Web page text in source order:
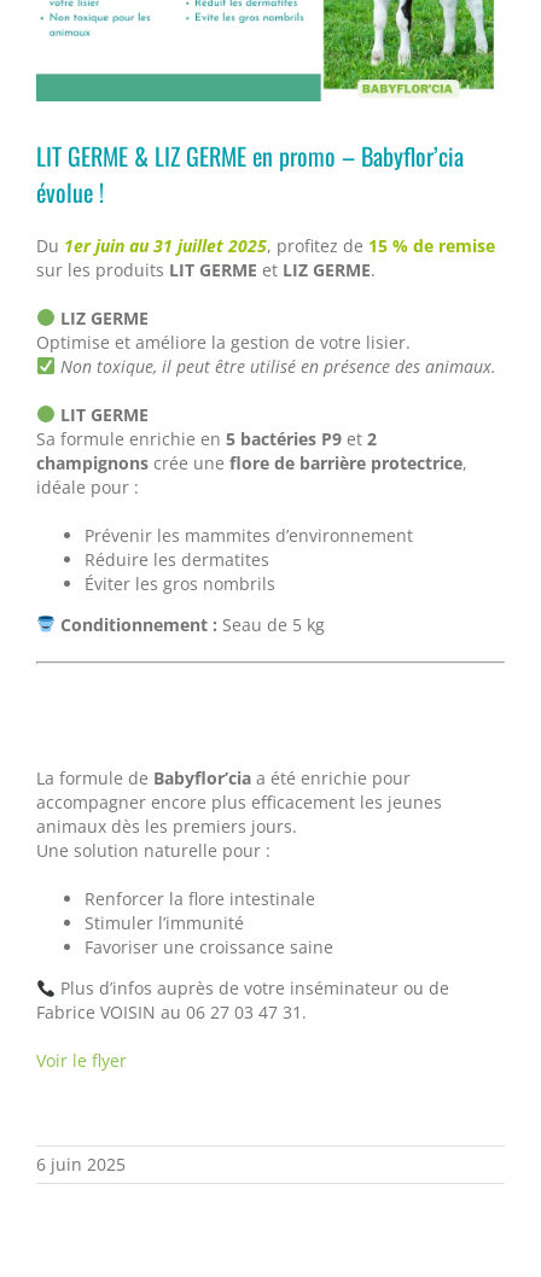
LIT GERME & LIZ GERME en promo – Babyflor’cia
évolue !
Du 1er juin au 31 juillet 2025, profitez de 15 % de remise
sur les produits LIT GERME et LIZ GERME.
LIZ GERME
Optimise et améliore la gestion de votre lisier.
Non toxique, il peut être utilisé en présence des animaux.
LIT GERME
Sa formule enrichie en 5 bactéries P9 et 2
champignons crée une flore de barrière protectrice,
idéale pour :
Prévenir les mammites d’environnement
Réduire les dermatites
Éviter les gros nombrils
Conditionnement : Seau de 5 kg
La formule de Babyflor’cia a été enrichie pour
accompagner encore plus efficacement les jeunes
animaux dès les premiers jours.
Une solution naturelle pour :
Renforcer la flore intestinale
Stimuler l’immunité
Favoriser une croissance saine
Plus d’infos auprès de votre inséminateur ou de
Fabrice VOISIN au 06 27 03 47 31.
Voir le flyer
6 juin 2025